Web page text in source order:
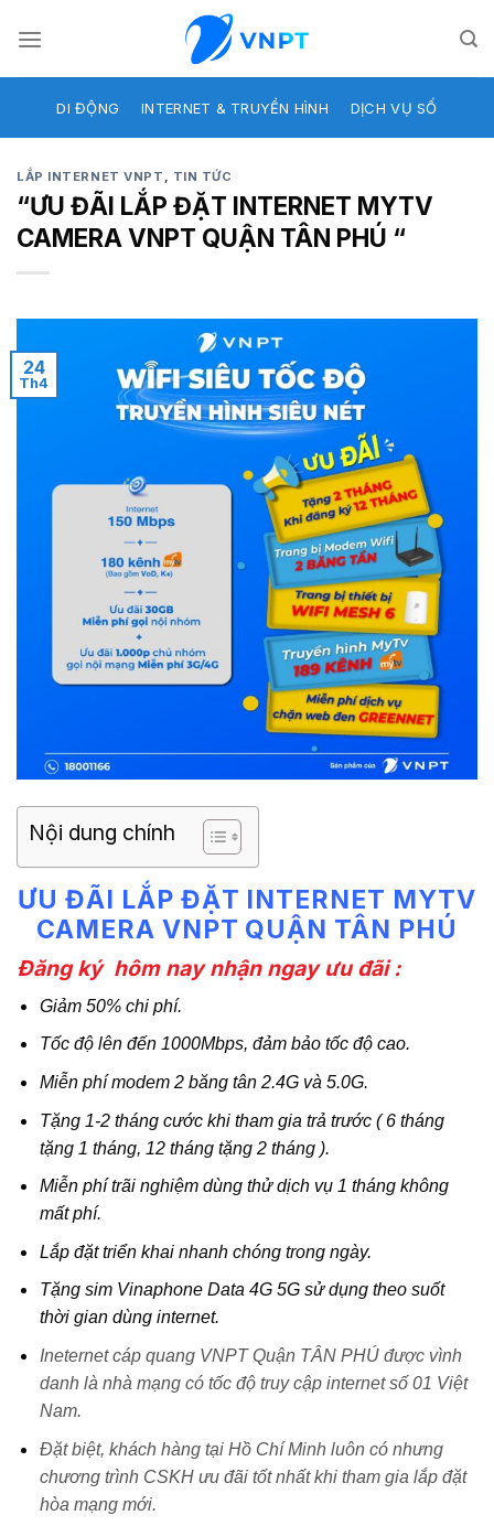
DI ĐỘNG INTERNET & TRUYỀN HÌNH DỊCH VỤ SỐ
LẮP INTERNET VNPT , TIN TỨC
“ƯU ĐÃI LẮP ĐẶT INTERNET MYTV
CAMERA VNPT QUẬN TÂN PHÚ “
24
Th4
Nội dung chính
ƯU ĐÃI LẮP ĐẶT INTERNET MYTV
CAMERA VNPT QUẬN TÂN PHÚ
Đăng ký hôm nay nhận ngay ưu đãi :
Giảm 50% chi phí.
Tốc độ lên đến 1000Mbps, đảm bảo tốc độ cao.
Miễn phí modem 2 băng tân 2.4G và 5.0G.
Tặng 1-2 tháng cước khi tham gia trả trước ( 6 tháng
tặng 1 tháng, 12 tháng tặng 2 tháng ).
Miễn phí trãi nghiệm dùng thử dịch vụ 1 tháng không
mất phí.
Lắp đặt triển khai nhanh chóng trong ngày.
Tặng sim Vinaphone Data 4G 5G sử dụng theo suốt
thời gian dùng internet.
Ineternet cáp quang VNPT Quận TÂN PHÚ được vình
danh là nhà mạng có tốc độ truy cập internet số 01 Việt
Nam.
Đặt biệt, khách hàng tại Hồ Chí Minh luôn có nhưng
chương trình CSKH ưu đãi tốt nhất khi tham gia lắp đặt
hòa mạng mới.